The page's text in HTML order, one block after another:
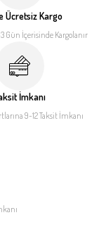
Ücretsiz Kargo
Gün İçerisindeKargolanır
İmkanı
9-12Taksit İmkanı